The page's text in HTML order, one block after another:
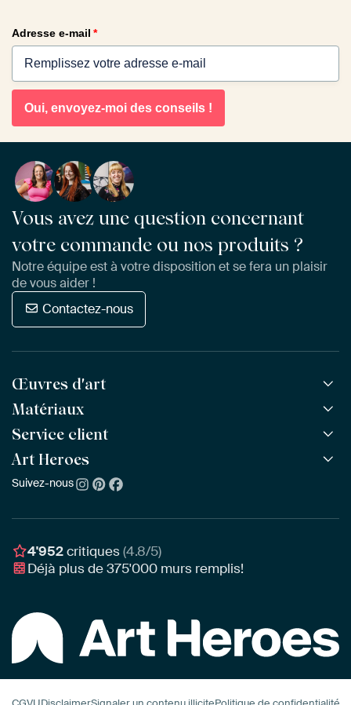
Adresse e-mail *
Oui, envoyez-moi des conseils !
Vous avez une question concernant
votre commande ou nos produits ?
Notre équipe est à votre disposition et se fera un plaisir
de vous aider !
Contactez-nous
Œuvres d'art
Toutes les œuvres
Toutes les collections
Tous les artistes
Meilleures ventes
Matériaux
ArtFrame™ POPULAIRE
ArtFrame™ en bois
Toile
Service client
Questions fréquentes
Commander
Montage & Accrochage
Chèques cadeaux
Art Heroes
À propos de nous
Récompenses
Professionnels
Suivez-nous
4'952critiques(4.8/5)
Déjà plus de375'000 murs remplis!